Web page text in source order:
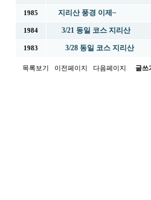
1985 지리산 풍경 이제~
1984 3/21 동일 코스 지리산
1983 3/28 동일 코스 지리산
목록보기 이전페이지 다음페이지 글쓰